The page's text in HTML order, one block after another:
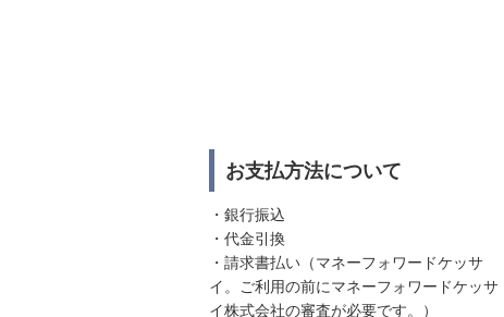
お支払方法について
・銀行振込
・代金引換
・請求書払い（マネーフォワードケッサ
イ。ご利用の前にマネーフォワードケッサ
イ株式会社の審査が必要です。）